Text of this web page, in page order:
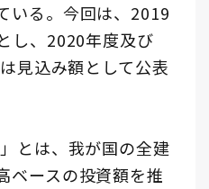
いる。今回は、2019
し、2020年度及び
見込み額として公表
とは、我が国の全建
ベースの投資額を推